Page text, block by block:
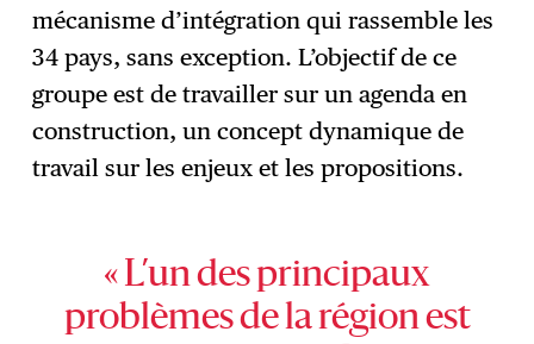
mécanisme d’intégration qui rassemble les
34 pays, sans exception. L’objectif de ce
groupe est de travailler sur un agenda en
construction, un concept dynamique de
travail sur les enjeux et les propositions.
« L’un des principaux
problèmes de la région est